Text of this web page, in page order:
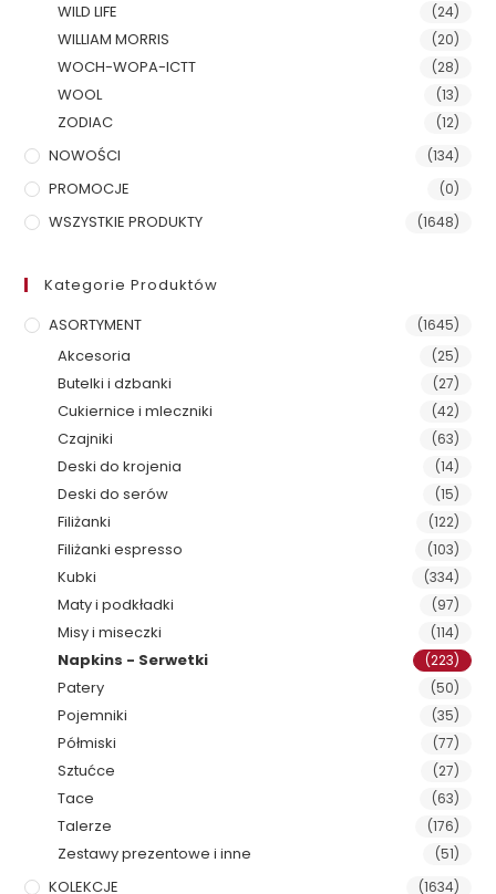
WILD LIFE (24)
WILLIAM MORRIS (20)
WOCH-WOPA-ICTT (28)
WOOL (13)
ZODIAC (12)
NOWOŚCI (134)
PROMOCJE (0)
WSZYSTKIE PRODUKTY (1648)
Kategorie Produktów
ASORTYMENT
(1645)
Akcesoria (25)
Butelki i dzbanki (27)
Cukiernice i mleczniki (42)
Czajniki (63)
Deski do krojenia (14)
Deski do serów (15)
Filiżanki (122)
Filiżanki espresso (103)
Kubki (334)
Maty i podkładki (97)
Misy i miseczki (114)
Napkins - Serwetki (223)
Patery (50)
Pojemniki (35)
Półmiski (77)
Sztućce (27)
Tace (63)
Talerze (176)
Zestawy prezentowe i inne (51)
KOLEKCJE (1634)